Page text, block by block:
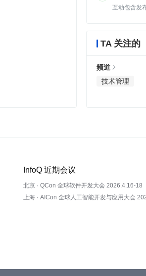
互动包含发
TA 关注的
频道
技术管理
InfoQ 近期会议
北京 · QCon 全球软件开发大会 2026.4.16-18
上海 · AICon 全球人工智能开发与应用大会